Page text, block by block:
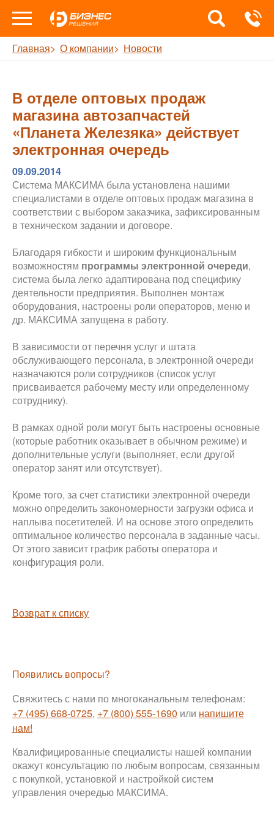
Главная О компании Новости
В отделе оптовых продаж
магазина автозапчастей
«Планета Железяка» действует
электронная очередь
09.09.2014
Система МАКСИМА была установлена нашими
специалистами в отделе оптовых продаж магазина в
соответствии с выбором заказчика, зафиксированным
в техническом задании и договоре.
Благодаря гибкости и широким функциональным
возможностям программы электронной очереди,
система была легко адаптирована под специфику
деятельности предприятия. Выполнен монтаж
оборудования, настроены роли операторов, меню и
др. МАКСИМА запущена в работу.
В зависимости от перечня услуг и штата
обслуживающего персонала, в электронной очереди
назначаются роли сотрудников (список услуг
присваивается рабочему месту или определенному
сотруднику).
В рамках одной роли могут быть настроены основные
(которые работник оказывает в обычном режиме) и
дополнительные услуги (выполняет, если другой
оператор занят или отсутствует).
Кроме того, за счет статистики электронной очереди
можно определить закономерности загрузки офиса и
наплыва посетителей. И на основе этого определить
оптимальное количество персонала в заданные часы.
От этого зависит график работы оператора и
конфигурация роли.
Возврат к списку
Появились вопросы?
Свяжитесь с нами по многоканальным телефонам:
+7 (495) 668-0725, +7 (800) 555-1690 или напишите
нам!
Квалифицированные специалисты нашей компании
окажут консультацию по любым вопросам, связанным
с покупкой, установкой и настройкой систем
управления очередью МАКСИМА.